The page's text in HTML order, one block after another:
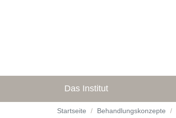
Das Institut
Startseite Behandlungskonzepte